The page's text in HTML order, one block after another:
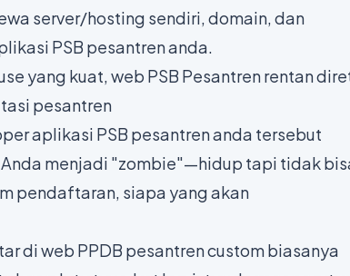
server/hosting sendiri, domain, dan
PSB pesantren anda.
yang kuat, web PSB Pesantren rentan
pesantren
aplikasi PSB pesantren anda tersebut
menjadi "zombie"—hidup tapi tidak
pendaftaran, siapa yang akan
di web PPDB pesantren custom biasanya